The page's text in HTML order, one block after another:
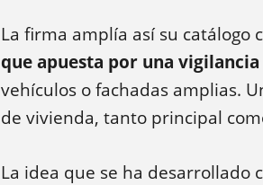
La firma amplía así su catálogo
que apuesta por una
vehículos o fachadas amplias.
de vivienda, tanto principal
La idea que se ha desarrollado